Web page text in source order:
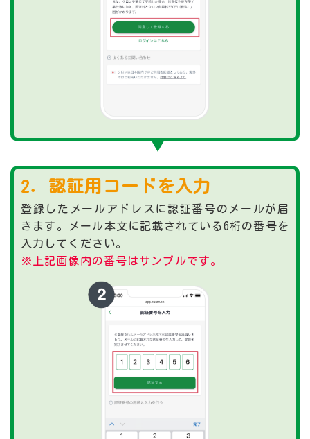
2．認証用コードを入力
登録したメールアドレスに認証番号のメールが届
きます。メール本文に記載されている6桁の番号を
入力してください。
※上記画像内の番号はサンプルです。